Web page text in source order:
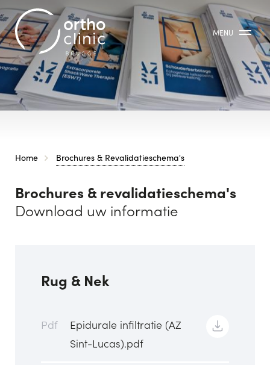
MENU
Kruimelpad
Home Brochures & Revalidatieschema's
Brochures & revalidatieschema's
Download uw informatie
Rug & Nek
Pdf
Epidurale infiltratie (AZ
Sint-Lucas).pdf